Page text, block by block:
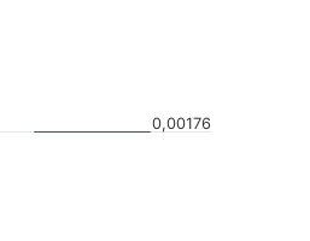
0,00176